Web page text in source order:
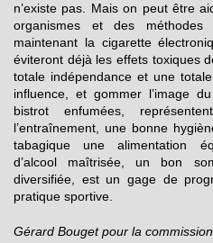
n’existe pas. Mais on peut être
organismes et des
maintenant la cigarette
éviteront déjà les effets toxiques
totale indépendance et une
influence, et gommer l’image
bistrot enfumées,
l’entraînement, une bonne
tabagique une alimentation
d’alcool maîtrisée, un bon
diversifiée, est un gage de
pratique sportive.
Gérard Bouget pour la